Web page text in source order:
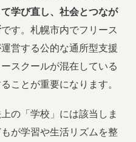
学び直し、社会とつなが
です。札幌市内でフリース
営する公的な通所型支援
スクールが混在している
ことが重要になります。
の「学校」には該当しま
が学習や生活リズムを整